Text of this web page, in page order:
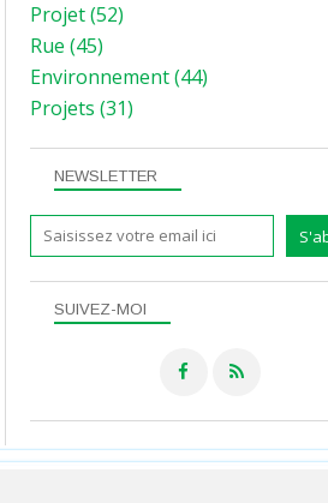
NEWSLETTER
SUIVEZ-MOI
Projet(52)
Rue (45)
Environnement(44)
Projets (31)